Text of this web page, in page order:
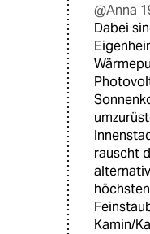
@Anna
Dabei
rauscht
Kamin/